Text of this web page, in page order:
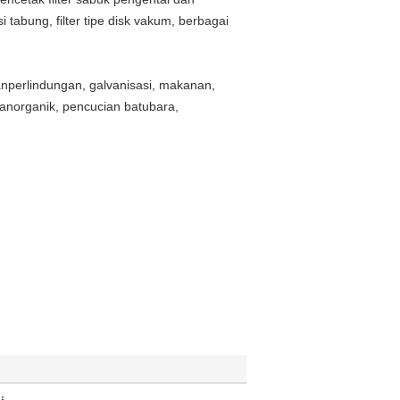
tabung, filter tipe disk vakum, berbagai
perlindungan, galvanisasi, makanan,
pencucian batubara,